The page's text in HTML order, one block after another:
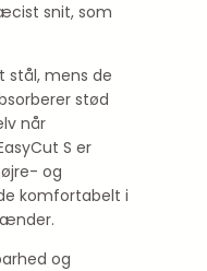
snit, som
stål, mens de
stød
når
S er
og
komfortabelt i
og